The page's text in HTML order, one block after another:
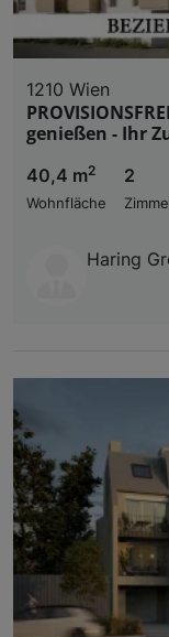
1210 Wien
genießen - Ihr
40,4 m2
Wohnfläche
2
Haring